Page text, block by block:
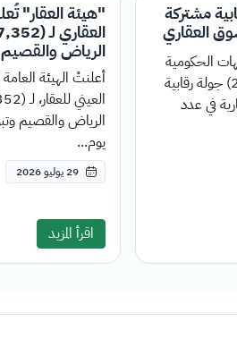
جولة رقابية مشتركة
العقاري
الحكومية
ذات العلاقة، خلال شهر يوليو الماضي (25) جولة رقابية
منشأة عقارية في عدد
"هيئة العقار"
الرياض
أعلنتْ الهيئة
الرياض والقصيم
يوم...
29 يوليو 2026
اقرأ المزيد